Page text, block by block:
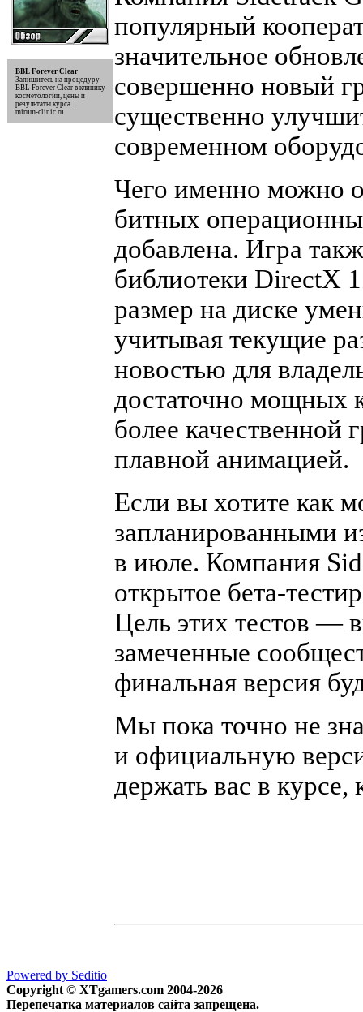
BBL Forever Clear
Запишитесь на процедуру
BBL Forever Clearв клинику
косметологии, цены и
результаты курса.
mirum-clinic.ru
популярный
значительное
совершенно новый
существенно
современном
Чего именно можно
битных
добавлена. Игра
библиотеки DirectX
размер на диске
учитывая текущие
новостью для
достаточно мощных
более качественной
плавной анимацией.
Если вы хотите как
запланированными
в июле. Компания
открытое бета-
Цель этих тестов —
замеченные
финальная версия
Мы пока точно не
и официальную
держать вас в курсе,
Powered by Seditio
Copyright © XTgamers.com 2004-2026
Перепечатка материалов сайта запрещена.